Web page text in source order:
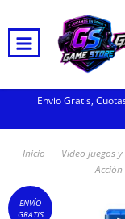
Envio Gratis,
Inicio - Video juegos
Acción
ENVÍO
GRATIS